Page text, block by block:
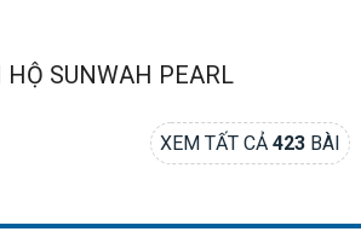
HỘ SUNWAH PEARL
XEM TẤT CẢ423 BÀI